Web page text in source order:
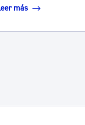
más